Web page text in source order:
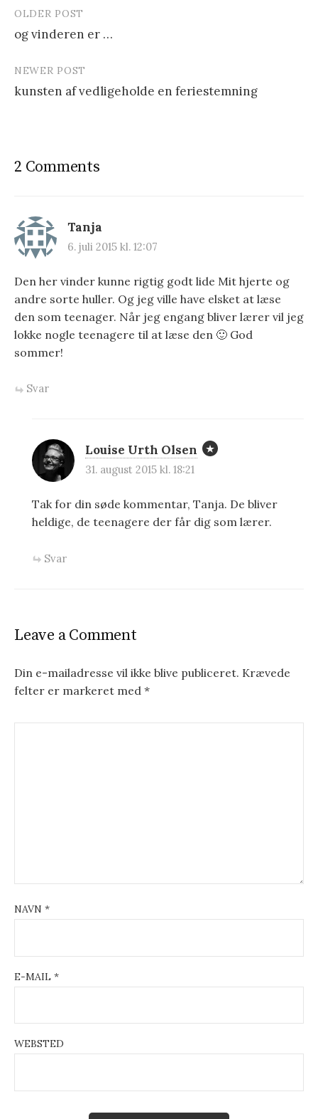
o
n
i
g
a
t
i
o
OLDER POST
og vinderen er …
NEWER POST
kunsten af vedligeholde en feriestemning
2 Comments
Tanja
6. juli 2015 kl. 12:07
Den her vinder kunne rigtig godt lide Mit hjerte og
andre sorte huller. Og jeg ville have elsket at læse
den som teenager. Når jeg engang bliver lærer vil jeg
lokke nogle teenagere til at læse den 🙂 God
sommer!
Svar
Louise Urth Olsen
31. august 2015 kl. 18:21
Tak for din søde kommentar, Tanja. De bliver
heldige, de teenagere der får dig som lærer.
Svar
Leave a Comment
Din e-mailadresse vil ikke blive publiceret. Krævede
felter er markeret med *
NAVN *
E-MAIL *
WEBSTED